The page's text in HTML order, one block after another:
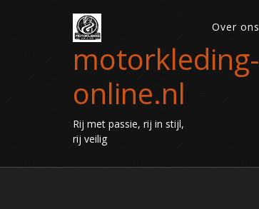
motorkleding-
online.nl
Rij met passie, rij in stijl,
rij veilig
Over ons